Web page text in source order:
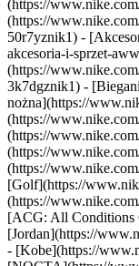
(https://
(https://
50r7yznik1) -
akcesoria-i-sprzet-
(https://
3k7dgznik1) -
nożna](https://
(https://
(https://
(https://
(https://
[Golf](https://
(https://
[ACG: All Conditions
[Jordan](https://
- [Kobe](https://